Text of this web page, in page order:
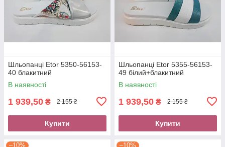
Шльопанці Etor 5350-56153-
40 блакитний
В наявності
1 939,50 ₴ 2 155 ₴
Купити
Шльопанці Etor 5355-56153-
49 білий+блакитний
В наявності
1 939,50 ₴ 2 155 ₴
Купити
–10% –10%